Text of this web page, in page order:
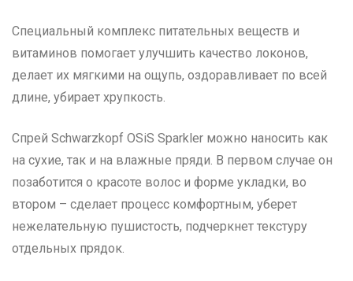
Специальный комплекс питательных веществ и
витаминов помогает улучшить качество локонов,
делает их мягкими на ощупь, оздоравливает по всей
длине, убирает хрупкость.
Спрей Schwarzkopf OSiS Sparkler можно наносить как
на сухие, так и на влажные пряди. В первом случае он
позаботится о красоте волос и форме укладки, во
втором – сделает процесс комфортным, уберет
нежелательную пушистость, подчеркнет текстуру
отдельных прядок.